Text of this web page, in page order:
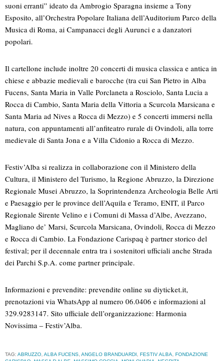
suoni erranti” ideato da Ambrogio Sparagna insieme a Tony
Esposito, all’Orchestra Popolare Italiana dell’Auditorium Parco della
Musica di Roma, ai Campanacci degli Aurunci e a danzatori
popolari.
Il cartellone include inoltre 20 concerti di musica classica e antica in
chiese e abbazie medievali e barocche (tra cui San Pietro in Alba
Fucens, Santa Maria in Valle Porclaneta a Rosciolo, Santa Lucia a
Rocca di Cambio, Santa Maria della Vittoria a Scurcola Marsicana e
Santa Maria ad Nives a Rocca di Mezzo) e 5 concerti immersi nella
natura, con appuntamenti all’anfiteatro rurale di Ovindoli, alla torre
medievale di Santa Jona e a Villa Cidonio a Rocca di Mezzo.
Festiv’Alba si realizza in collaborazione con il Ministero della
Cultura, il Ministero del Turismo, la Regione Abruzzo, la Direzione
Regionale Musei Abruzzo, la Soprintendenza Archeologia Belle Arti
e Paesaggio per le province dell’Aquila e Teramo, ENIT, il Parco
Regionale Sirente Velino e i Comuni di Massa d’Albe, Avezzano,
Magliano de’ Marsi, Scurcola Marsicana, Ovindoli, Rocca di Mezzo
e Rocca di Cambio. La Fondazione Carispaq è partner storico del
festival; per il decennale entra tra i sostenitori ufficiali anche Strada
dei Parchi S.p.A. come partner principale.
Informazioni e prevendite: prevendite online su diyticket.it,
prenotazioni via WhatsApp al numero 06.0406 e informazioni al
329.9283147. Sito ufficiale dell’organizzazione: Harmonia
Novissima – Festiv’Alba.
TAG: ABRUZZO, ALBA FUCENS, ANGELO BRANDUARDI, FESTIV ALBA, FONDAZIONE